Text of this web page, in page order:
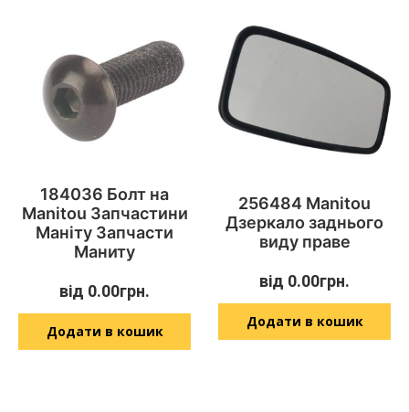
184036 Болт на
Manitou Запчастини
Маніту Запчасти
Маниту
від 0.00грн.
Додати в кошик
256484 Manitou
Дзеркало заднього
виду праве
від 0.00грн.
Додати в кошик